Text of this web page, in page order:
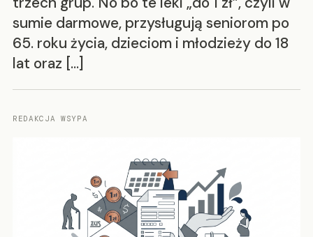
sumie darmowe, przysługują seniorom po
65. roku życia, dzieciom i młodzieży do 18
lat oraz […]
REDAKCJA WSYPA